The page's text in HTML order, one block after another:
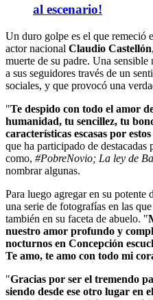
al escenario!
Un duro golpe es el que remeció
actor nacional Claudio Castellón
muerte de su padre. Una
a sus seguidores través de un
sociales, y que provocó una
"Te despido con todo el amor
humanidad, tu sencillez, tu
características escasas por
que ha participado de destacadas
como, #PobreNovio; La ley de
nombrar algunas.
Para luego agregar en su potente
una serie de fotografías en las
también en su faceta de abuelo. "
nuestro amor profundo y
nocturnos en Concepción
Te amo, te amo con todo mi
"Gracias por ser el tremendo
siendo desde ese otro lugar en